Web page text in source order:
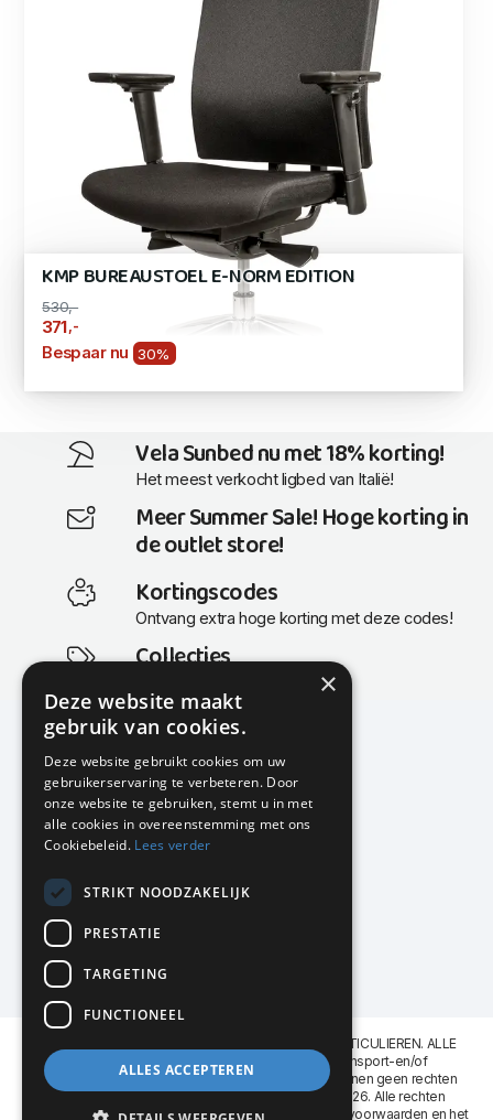
KMP BUREAUSTOEL E-NORM EDITION
530,-
371 ,-
Bespaar nu 30%
Vela Sunbed nu met 18% korting!
Het meest verkocht ligbed van Italië!
Meer Summer Sale! Hoge korting in
de outlet store!
Kortingscodes
Ontvang extra hoge korting met deze codes!
Collecties
Actuele en populaire collecties
KMP Kantoormeubilair
Airport Business Park
Frankfurtstraat 29-31
1175 RH Lijnden
020-617 01 26
info@kmpkantoormeubilair.nl
Facebook
Instagram
KMP Kantoormeubilair levert aan BEDRIJVEN en PARTICULIEREN. ALLE
GENOEMDE PRIJZEN ZIJN EXCL. 21% B.T.W. Transport-en/of
Montagekosten op aanvraag. Aan deze website kunnen geen rechten
worden ontleend. KMP Kantoormeubilair VOF © 2026. Alle rechten
voorbehouden. Lees voor gebruik graag de
leveringsvoorwaarden en het
×
Deze website maakt
gebruik van cookies.
Deze website gebruikt cookies om uw
gebruikerservaring te verbeteren. Door
onze website te gebruiken, stemt u in met
alle cookies in overeenstemming met ons
Cookiebeleid. Lees verder
STRIKT NOODZAKELIJK
PRESTATIE
TARGETING
FUNCTIONEEL
ALLES ACCEPTEREN